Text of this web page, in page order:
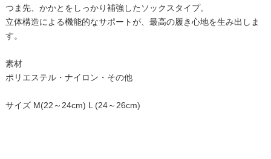
つま先、かかとをしっかり補強したソックスタイプ。
立体構造による機能的なサポートが、最高の履き心地を生み出しま
す。
素材
ポリエステル・ナイロン・その他
サイズ M(22～24cm) L (24～26cm)